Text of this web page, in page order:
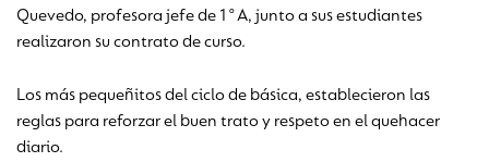
Quevedo, profesora jefe de 1°A, junto a sus estudiantes
realizaron su contrato de curso.
Los más pequeñitos del ciclo de básica, establecieron las
reglas para reforzar el buen trato y respeto en el quehacer
diario.